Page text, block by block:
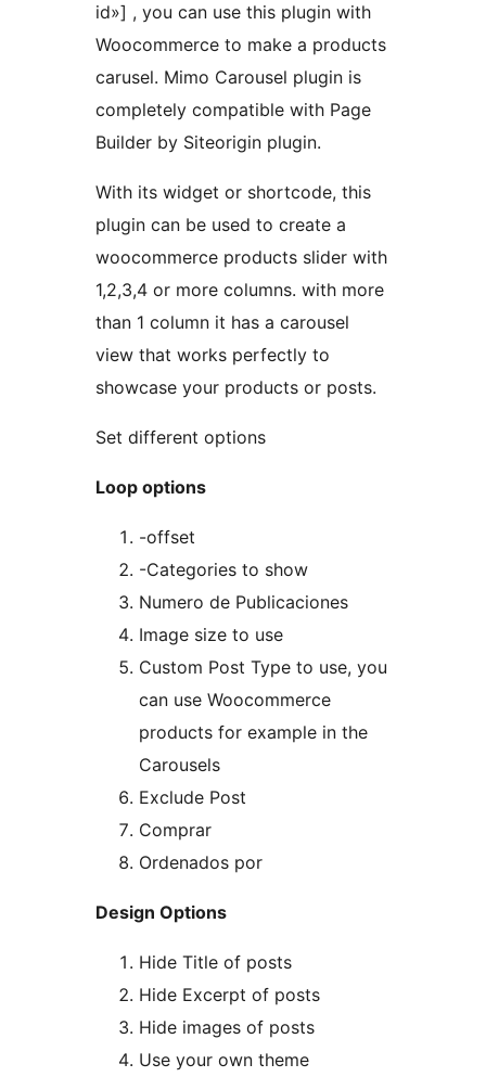
id»] , you can use this plugin with
Woocommerce to make a products
carusel. Mimo Carousel plugin is
completely compatible with Page
Builder by Siteorigin plugin.
With its widget or shortcode, this
plugin can be used to create a
woocommerce products slider with
1,2,3,4 or more columns. with more
than 1 column it has a carousel
view that works perfectly to
showcase your products or posts.
Set different options
Loop options
-offset
-Categories to show
Numero de Publicaciones
Image size to use
Custom Post Type to use, you
can use Woocommerce
products for example in the
Carousels
Exclude Post
Comprar
Ordenados por
Design Options
Hide Title of posts
Hide Excerpt of posts
Hide images of posts
Use your own theme